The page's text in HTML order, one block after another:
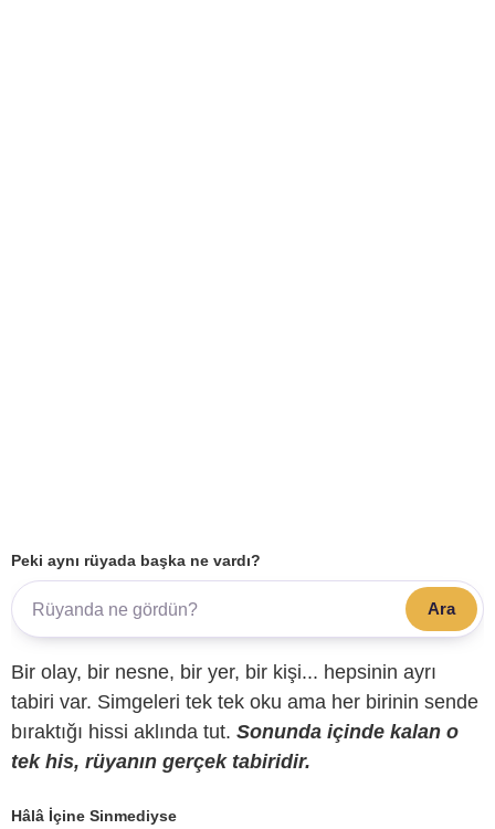
Peki aynı rüyada başka ne vardı?
Ara
Bir olay, bir nesne, bir yer, bir kişi... hepsinin ayrı
tabiri var. Simgeleri tek tek oku ama her birinin sende
bıraktığı hissi aklında tut. Sonunda içinde kalan o
tek his, rüyanın gerçek tabiridir.
Hâlâ İçine Sinmediyse